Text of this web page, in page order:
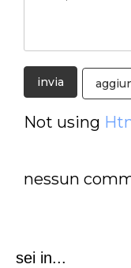
Not using
nessun
sei in...